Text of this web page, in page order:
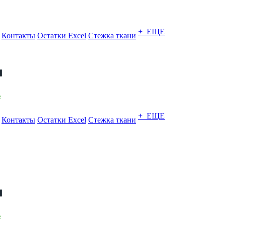
Контакты Остатки Excel Стежка ткани + ЕЩЕ
Контакты Остатки Excel Стежка ткани + ЕЩЕ